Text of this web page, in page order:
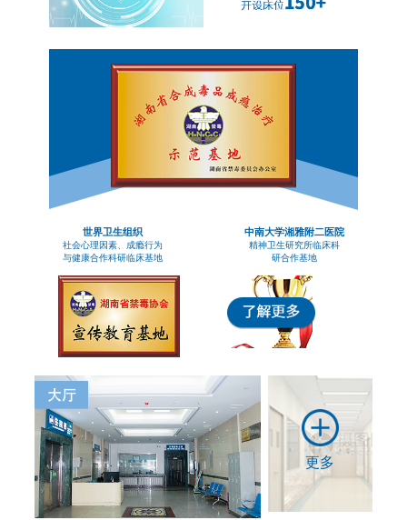
世界卫生组织
社会心理因素、成瘾行为
与健康合作科研临床基地
中南大学湘雅附二医院
精神卫生研究所临床科
研合作基地
更多